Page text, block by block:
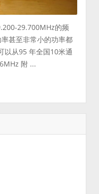
29.700MHz的频
甚至非常小的功率都
以从95 年全国10米通
附 ...